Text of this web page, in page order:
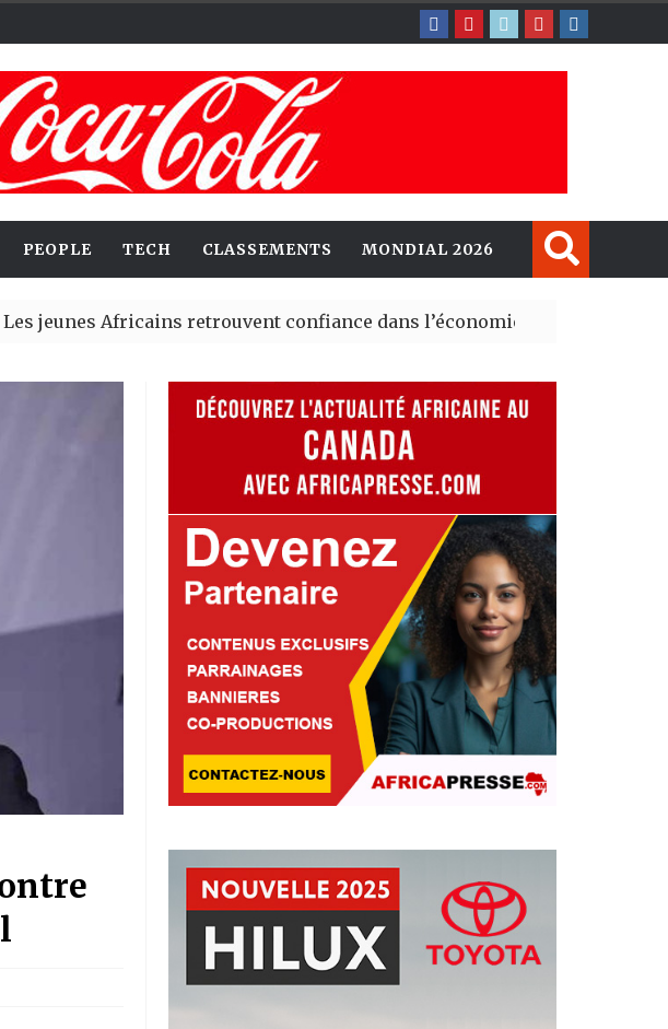
PEOPLE TECH CLASSEMENTS MONDIAL 2026
Africains retrouvent confiance dans l’économie, mais trois grands